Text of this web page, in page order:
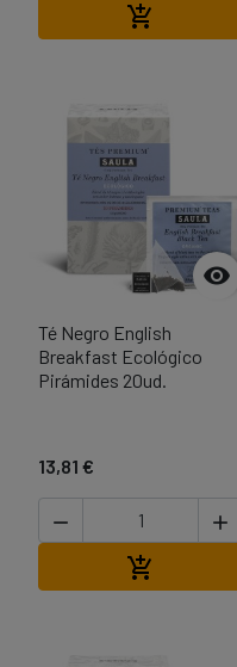


Té Negro English
Breakfast Ecológico
Pirámides 20ud.
13,81 €
 
